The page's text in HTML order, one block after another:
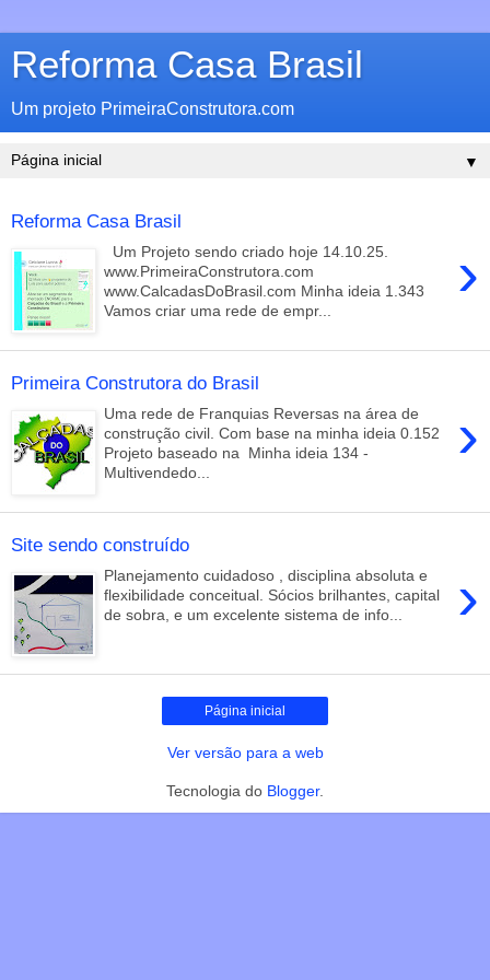
Reforma Casa Brasil
Um projeto PrimeiraConstrutora.com
▼
Reforma Casa Brasil
›
Um Projeto sendo criado hoje 14.10.25.
www.PrimeiraConstrutora.com
www.CalcadasDoBrasil.com Minha ideia 1.343
Vamos criar uma rede de empr...
Primeira Construtora do Brasil
›
Uma rede de Franquias Reversas na área de
construção civil. Com base na minha ideia 0.152
Projeto baseado na Minha ideia 134 -
Multivendedo...
Site sendo construído
›
Planejamento cuidadoso , disciplina absoluta e
flexibilidade conceitual. Sócios brilhantes, capital
de sobra, e um excelente sistema de info...
Página inicial
Ver versão para a web
Tecnologia do Blogger.